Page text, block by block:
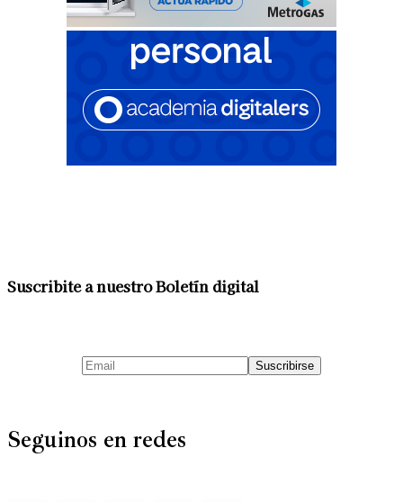
Suscribite a nuestro Boletín digital
Seguinos en redes